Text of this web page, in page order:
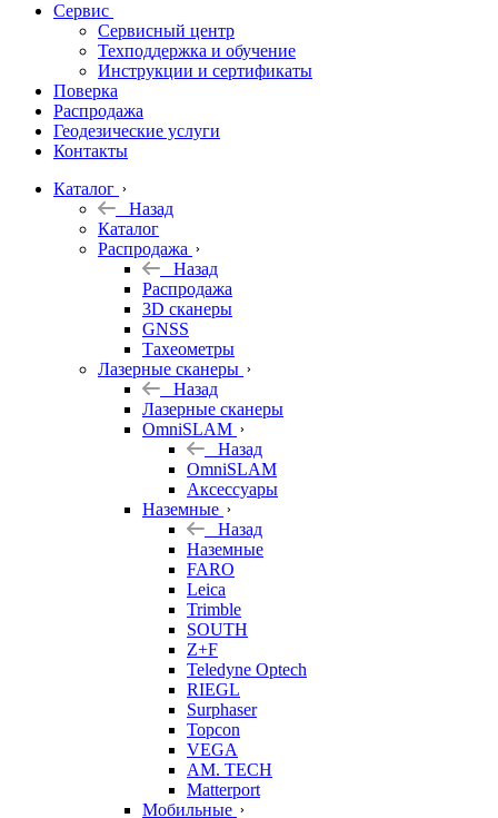
Софт
Георадары
Акции
Гидрография
Подбор
оборудования
по задачам
Архив
Геодезическое
оборудование
Сервис
Сервисный центр
Техподдержка и обучение
Инструкции и сертификаты
Поверка
Распродажа
Геодезические услуги
Контакты
Каталог
Назад
Каталог
Распродажа
Назад
Распродажа
3D сканеры
GNSS
Тахеометры
Лазерные сканеры
Назад
Лазерные сканеры
OmniSLAM
Назад
OmniSLAM
Аксессуары
Наземные
Назад
Наземные
FARO
Leica
Trimble
SOUTH
Z+F
Teledyne Optech
RIEGL
Surphaser
Topcon
VEGA
AM. TECH
Matterport
Мобильные